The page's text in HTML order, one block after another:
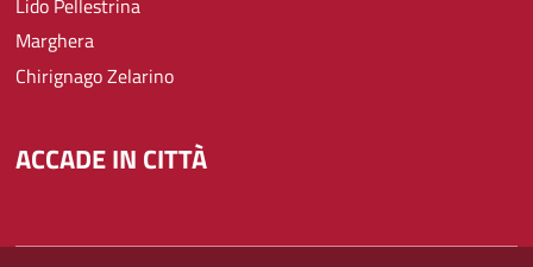
Lido Pellestrina
Marghera
Chirignago Zelarino
ACCADE IN CITTÀ